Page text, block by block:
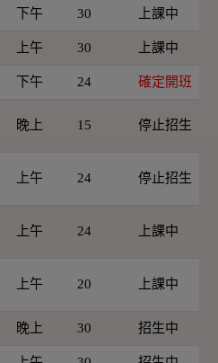
下午 30 上課中
上午 30 上課中
下午 24 確定開班
晚上 15 停止招生
上午 24 停止招生
上午 24 上課中
上午 20 上課中
晚上 30 招生中